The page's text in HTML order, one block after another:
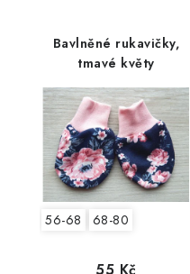
Bavlněné rukavičky,
tmavé květy
56-68 68-80